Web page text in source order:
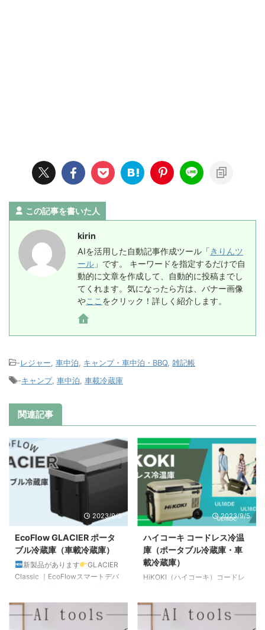
この記事を書いた人
kirin
AIを活用した自動記事作成ツール「きりんツ
ール 」です。 キーワードを指定するだけで自
動的に文章を作成して、自動的に投稿までし
てくれます。気になったら方は、バナー画像
やここ をクリック！詳しく紹介します。
-レジャー, 車中泊, キャンプ・車中泊・BBQ, 雑記帳
-キャンプ, 車中泊, 車載冷蔵庫
関連記事
2023/9/5
EcoFlow GLACIER ポータ
ブル冷蔵庫（車載冷蔵庫）
新製品があります
GLACIER
Classic ｜EcoFlowスマートデバ
ル冷蔵庫＋専用バッテリーパック
GLACIER Classic 45L ポータブ
2023/9/5
ハイコーキ コードレス冷温
庫（ポータブル冷蔵庫・車
載冷蔵庫）
HiKOKI（ハイコーキ）コードレ
ーキのコードレス冷温庫（ポータ
ブル冷蔵庫・車載冷蔵庫）が多く